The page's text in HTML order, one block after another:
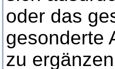
oder das
gesonderte
zu